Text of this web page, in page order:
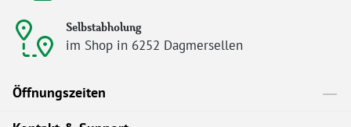
Selbstabholung
im Shop in 6252 Dagmersellen
Öffnungszeiten